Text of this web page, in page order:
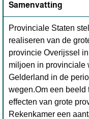
Samenvatting
Provinciale Staten
realiseren van de
provincie Overijssel
miljoen in provinciale
Gelderland in de
wegen.Om een
effecten van grote
Rekenkamer een